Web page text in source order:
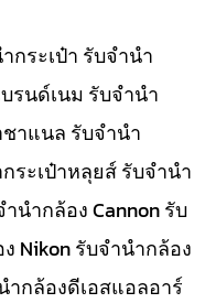
กระเป๋า รับจำนำ
รนด์เนม รับจำนำ
ชาแนล รับจำนำ
กระเป๋าหลุยส์ รับจำนำ
นำกล้อง Cannon รับ
Nikon รับจำนำกล้อง
ำกล้องดีเอสแอลอาร์